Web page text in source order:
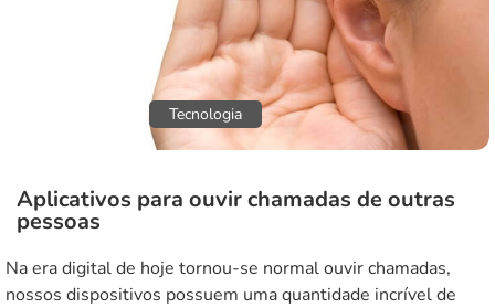
Tecnologia
Aplicativos para ouvir chamadas de outras
pessoas
Na era digital de hoje tornou-se normal ouvir chamadas,
nossos dispositivos possuem uma quantidade incrível de